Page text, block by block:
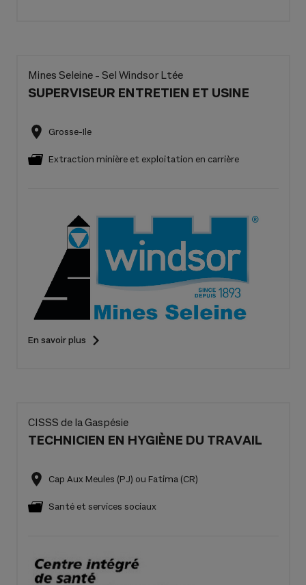
Mines Seleine - Sel Windsor Ltée
SUPERVISEUR ENTRETIEN ET USINE
Grosse-Ile
Extraction minière et exploitation en carrière
En savoir plus
CISSS de la Gaspésie
TECHNICIEN EN HYGIÈNE DU TRAVAIL
Cap Aux Meules (PJ) ou Fatima (CR)
Santé et services sociaux